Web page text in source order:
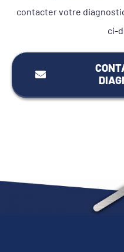
contacter votre
ci-